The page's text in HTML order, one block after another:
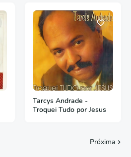
Tarcys Andrade -
Troquei Tudo por Jesus
Próxima